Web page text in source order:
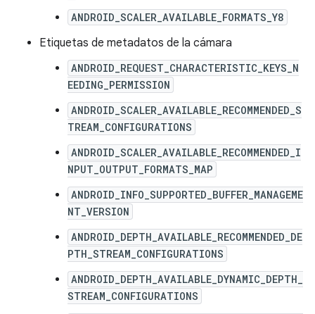
ANDROID_SCALER_AVAILABLE_FORMATS_Y8
Etiquetas de metadatos de la cámara
ANDROID_REQUEST_CHARACTERISTIC_KEYS_N
EEDING_PERMISSION
ANDROID_SCALER_AVAILABLE_RECOMMENDED_S
TREAM_CONFIGURATIONS
ANDROID_SCALER_AVAILABLE_RECOMMENDED_I
NPUT_OUTPUT_FORMATS_MAP
ANDROID_INFO_SUPPORTED_BUFFER_MANAGEME
NT_VERSION
ANDROID_DEPTH_AVAILABLE_RECOMMENDED_DE
PTH_STREAM_CONFIGURATIONS
ANDROID_DEPTH_AVAILABLE_DYNAMIC_DEPTH_
STREAM_CONFIGURATIONS